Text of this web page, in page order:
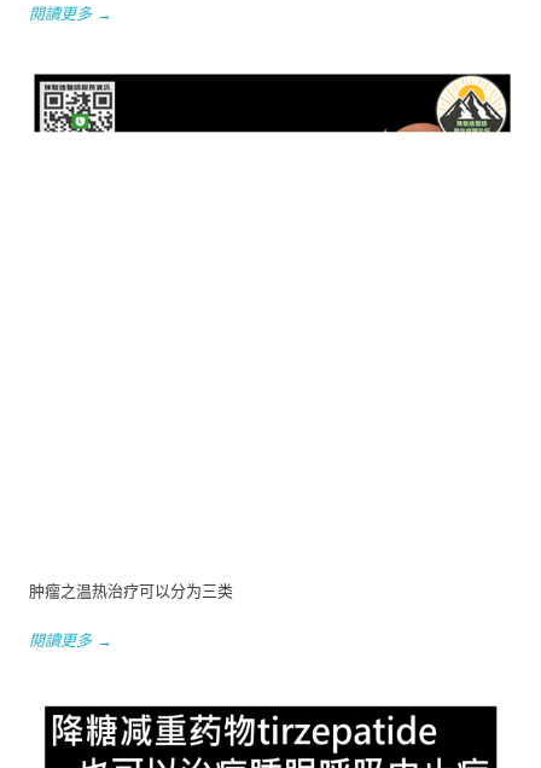
閱讀更多 →
肿瘤之温热治疗可以分为三类
閱讀更多 →